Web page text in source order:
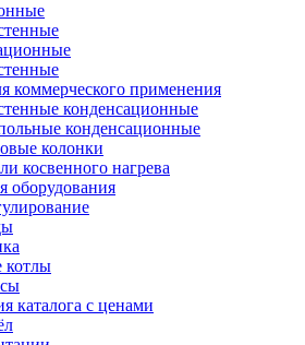
коммерческого применения
конденсационные
конденсационные
колонки
косвенного нагрева
оборудования
котлы
каталога с ценами